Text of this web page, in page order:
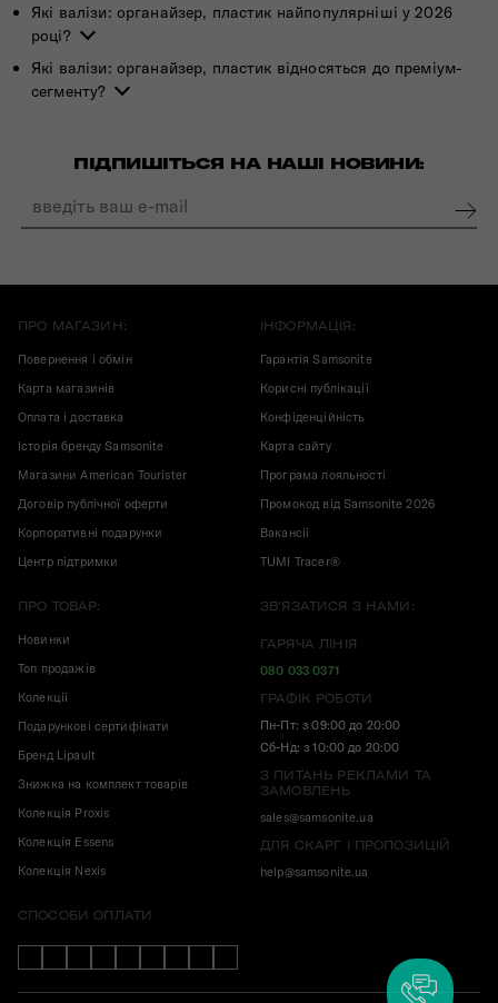
Які валізи: органайзер, пластик найпопулярніші у 2026
році?
Які валізи: органайзер, пластик відносяться до преміум-
сегменту?
ПІДПИШІТЬСЯ НА НАШІ НОВИНИ:
ПРО МАГАЗИН:
Повернення і обмін
Карта магазинів
Оплата і доставка
Історія бренду Samsonite
Магазини American Tourister
Договір публічної оферти
Корпоративні подарунки
Центр підтримки
ІНФОРМАЦІЯ:
Гарантія Samsonite
Корисні публікації
Конфіденційність
Карта сайту
Програма лояльності
Промокод від Samsonite 2026
Вакансії
TUMI Tracer®
ПРО ТОВАР:
Новинки
Топ продажів
Колекції
Подарункові сертифікати
Бренд Lipault
Знижка на комплект товарів
Колекція Proxis
Колекція Essens
Колекція Nexis
ЗВ'ЯЗАТИСЯ З НАМИ:
ГАРЯЧА ЛІНІЯ
080 033 0371
ГРАФІК РОБОТИ
Пн-Пт: з 09:00 до 20:00
Сб-Нд: з 10:00 до 20:00
З ПИТАНЬ РЕКЛАМИ ТА
ЗАМОВЛЕНЬ
sales@samsonite.ua
ДЛЯ СКАРГ І ПРОПОЗИЦІЙ
help@samsonite.ua
СПОСОБИ ОПЛАТИ